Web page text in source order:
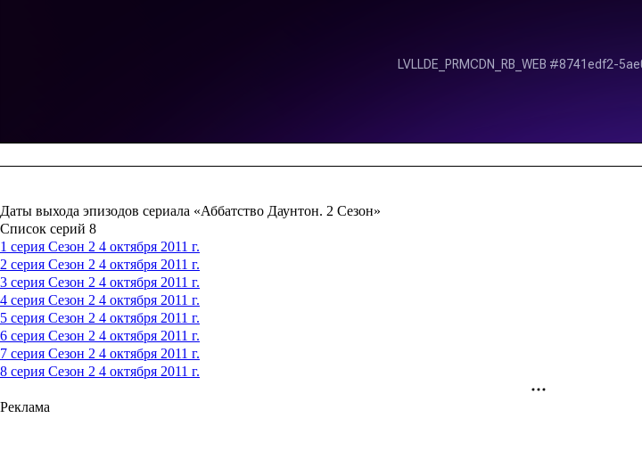
Даты выхода эпизодов сериала «Аббатство Даунтон. 2 Сезон»
Список серий 8
1 серия Сезон 2 4 октября 2011 г.
2 серия Сезон 2 4 октября 2011 г.
3 серия Сезон 2 4 октября 2011 г.
4 серия Сезон 2 4 октября 2011 г.
5 серия Сезон 2 4 октября 2011 г.
6 серия Сезон 2 4 октября 2011 г.
7 серия Сезон 2 4 октября 2011 г.
8 серия Сезон 2 4 октября 2011 г.
Реклама